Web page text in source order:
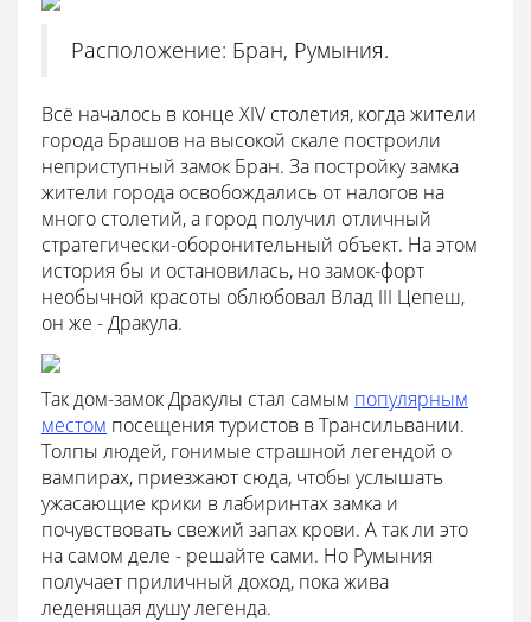
Расположение: Бран, Румыния.
Всё началось в конце XIV столетия, когда жители
города Брашов на высокой скале построили
неприступный замок Бран. За постройку замка
жители города освобождались от налогов на
много столетий, а город получил отличный
стратегически-оборонительный объект. На этом
история бы и остановилась, но замок-форт
необычной красоты облюбовал Влад III Цепеш,
он же - Дракула.
Так дом-замок Дракулы стал самым популярным
местом посещения туристов в Трансильвании.
Толпы людей, гонимые страшной легендой о
вампирах, приезжают сюда, чтобы услышать
ужасающие крики в лабиринтах замка и
почувствовать свежий запах крови. А так ли это
на самом деле - решайте сами. Но Румыния
получает приличный доход, пока жива
леденящая душу легенда.